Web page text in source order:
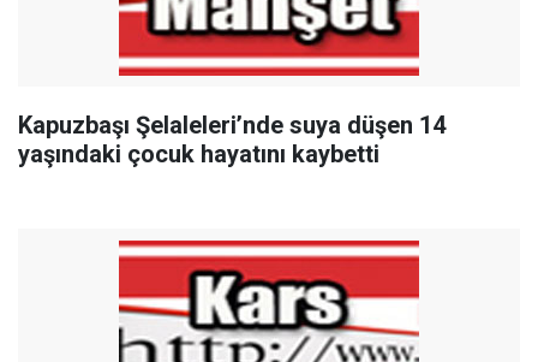
Kapuzbaşı Şelaleleri’nde suya düşen 14
yaşındaki çocuk hayatını kaybetti